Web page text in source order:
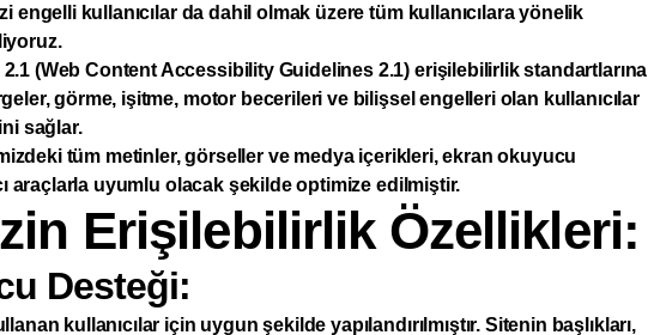
engelli kullanıcılar da dahil olmak üzere tüm kullanıcılara yönelik
(Web Content Accessibility Guidelines 2.1) erişilebilirlik standartlarına
görme, işitme, motor becerileri ve bilişsel engelleri olan kullanıcılar
sağlar.
tüm metinler, görseller ve medya içerikleri, ekran okuyucu
araçlarla uyumlu olacak şekilde optimize edilmiştir.
Erişilebilirlik Özellikleri:
Desteği:
kullanıcılar için uygun şekilde yapılandırılmıştır. Sitenin başlıkları,